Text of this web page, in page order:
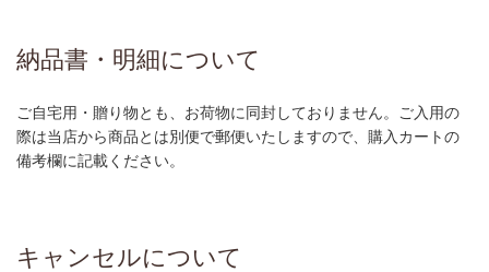
納品書・明細について
ご自宅用・贈り物とも、お荷物に同封しておりません。ご入用の
際は当店から商品とは別便で郵便いたしますので、購入カートの
備考欄に記載ください。
キャンセルについて